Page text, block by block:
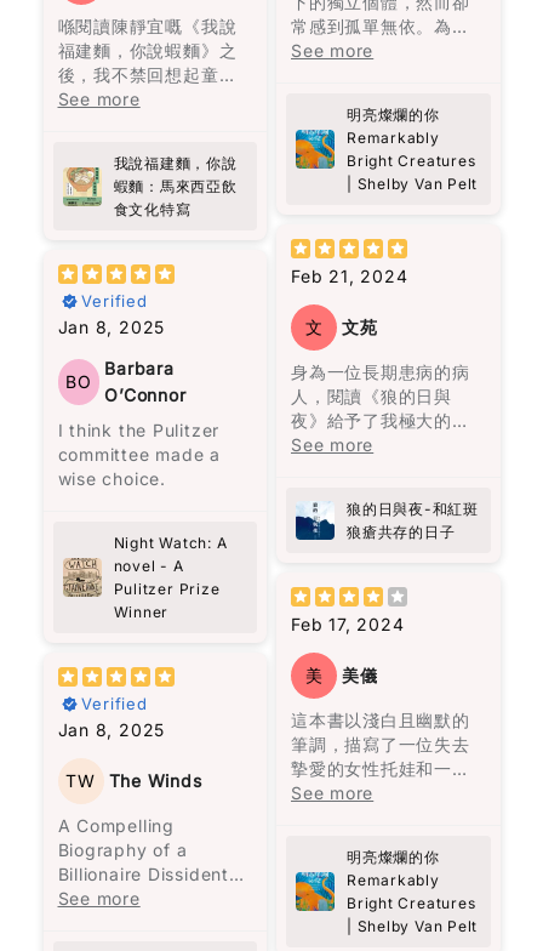
becomes a movie
someday.
It’s the debut novel
come from a typical
writing background
(he was a songwriter
somehow makes it
more special. You can
feel that it wasn’t
written to impress—it
feels personal.
What surprised me
most is how the book
quietly changes the
way you think. It’s
you pause. I caught
myself thinking…
when was the last
time I actually looked
Not just passing by,
but really noticing
them, being present,
being kind.
Theo has this way of
listening—like really
listening. No agenda,
no rushing. Just fully
there. And it made
喺閱讀陳靜宜嘅《我說
福建麵，你說蝦麵》之
後，我不禁回想起童年
嘅美好回憶。每逢放
麵，嗰股熟悉嘅香味，
好似時光倒流咁，令我
又重新感受到當時嘅溫
呢本書唔單止係講述福
建麵同蝦麵嘅歷史同文
化，佢深入探討咗馬來
西亞獨特嘅飲食文化，
尤其係呢兩種麵嘅起源
像係一段旅程，帶領我
穿越咗過去，重新認識
自己嘅家鄉味。
陳靜宜以細膩又生動嘅
筆觸，描寫咗馬來西亞
多元文化嘅飲食特色，
仲透過比較台灣同周邊
地區嘅美食風味。
雖然我婆婆而家已經唔
喺度, 但係透過閱讀完呢
本書，我不單止重溫咗
婆婆嘅味道，更加對馬
來西亞嘅飲食文化有咗
更深入嘅認識。每一口
福建麵同蝦麵，唔單止
係滋味，更係背後嘅故
See more
我說福建麵，你說
蝦麵：馬來西亞飲
食文化特寫
Verified
Jan 8, 2025
BO
Barbara
O’Connor
I think the Pulitzer
committee made a
wise choice.
Night Watch: A
novel - A
Pulitzer Prize
Winner
Verified
Jan 8, 2025
TW The Winds
A Compelling
Biography of a
Billionaire Dissident
Mark Clifford’s
See more
故事述說了奧雷里亞諾
四代人的人生。從出生
敗，從熱鬧到孤獨。很
多人說四代人的名字為
何都要起一樣的，在我
看來，這是一代又一代
重覆著上一代的經歷，
但最終都以失敗衰亡告
終。
無論如何努力，既定的
命運從一開始就注定
了，這是一種非常悲觀
的想法，但也是作者想
要傳達的信息，這與他
密切相關。
烏爾蘇拉是近親結婚，
何塞甚至因此殺了人，
良心不安，離開了原本
居住的村莊，才有了馬
孔多的建立。烏爾蘇拉
曾見過近親結婚會生出
豬尾巴的嬰兒，她一直
被這個陰影籠罩，到了
魔幻寫實主義是這本書
最讓人迷醉的地方，來
了他的人格特質。
雖然黎智英自述讀書不
值得借鑒。例如，“風平
浪靜嘻嘻哈哈你看不到
一個人的底蘊，只有到
了困境逼迫下你才看見
可以做為“疾風知勁
草”的白話改寫。在他的
文字中，還能感受到視
覺與味覺的描寫，如“與
她走在街上路人的注目
禮下，我恍若走進時光
隧道，聞到四十多年
前，紐約心儀的女生透
發的氣味。”（頁261）
中，他強調：“別人要看
的我做到又怎麼樣？又
裝著說的。說的不是我
的聲音，是別人要聽的
話。其實我要追求的，
是找出自己的聲
音。”（頁178）他提
出，找到自己的聲音並
不容易，這反映了修辭
的重要性。
等於時勢”。他指出，儘
管機會存在，但外部環
境也是成功的關鍵因
素。他還強調，失敗可
常感到孤單無依。為了
擺脫這份寂寞，我們努
然而，當這些依賴消失
時，內心彷彿被陰雲籠
罩，心靈變得陰霾。寂
寞、孤獨、渴望疏離成
此，只需要一點點的善
意和慈悲，就能為多年
的陰霾帶來一絲陽光。
主角托娃的過去充滿悲
傷，如同一層沉重的陰
霾籠罩她的生命。她內
心的孤獨讓人感到共
鳴。卡麥隆雖然外表像
的態度，就像微小的火
花，等待一個善意和信
明亮指引。章魚的溫柔
彷彿陽光穿透了那些陰
雲，為這兩個人帶來光
明。然而，這光明需要
人們願意向前走，才能
真正看清。
就如同我們每個人一
樣，過去可能充滿傷
痕，但唯有願意信任和
明。這本書以成熟的筆
調呈現溫馨的故事，深
具推薦價值。
See more
明亮燦爛的你
Remarkably
Bright Creatures
| Shelby Van Pelt
Feb 21, 2024
文 文苑
身為一位長期患病的病
人，閱讀《狼的日與
夜》給予了我極大的慰
藉，感覺自己在漫漫治
享，尤其是她內心世界
的痛苦，掙扎及堅持。
有曾經歷病痛、正在與
疾病抗爭的人，以及他
們的家人和朋友。細讀
這本書，你將更深刻地
理解他們的感受和心路
歷程。病患的路上有同
路人一起同行支持極為
重要。
See more
狼的日與夜-和紅斑
狼瘡共存的日子
Feb 17, 2024
美 美儀
這本書以淺白且幽默的
筆調，描寫了一位失去
摯愛的女性托娃和一隻
北太平洋巨型章魚馬塞
作，發現馬塞勒斯竟然
了解她三十年前兒子失
蹤的秘密，牠成為她生
活中的陪伴和知己。
See more
明亮燦爛的你
Remarkably
Bright Creatures
| Shelby Van Pelt